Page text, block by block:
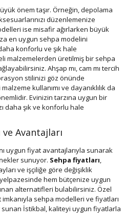
önem taşır. Örneğin, depolama
düzenlemenize
ise misafir ağırlarken büyük
en uygun sehpa modelini
konforlu ve şık hale
malzemelerden üretilmiş bir sehpa
Ahşap mı, cam mı tercih
stilinizi göz önünde
kullanımı ve dayanıklılık da
Evinizin tarzına uygun bir
daha şık ve konforlu hale
Avantajları
uygun fiyat avantajlarıyla sunarak
sunuyor. Sehpa fiyatları,
ve işçiliğe göre değişiklik
hem bütçenize uygun
alternatifleri bulabilirsiniz. Özel
sehpa modelleri ve fiyatları
İstikbal, kaliteyi uygun fiyatlarla